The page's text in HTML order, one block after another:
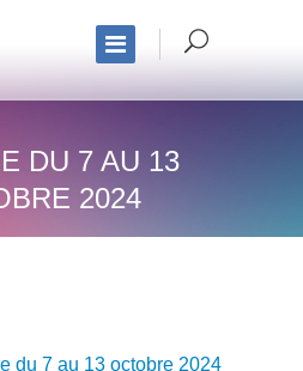
DU 7 AU 13
2024
du 7 au 13 octobre 2024